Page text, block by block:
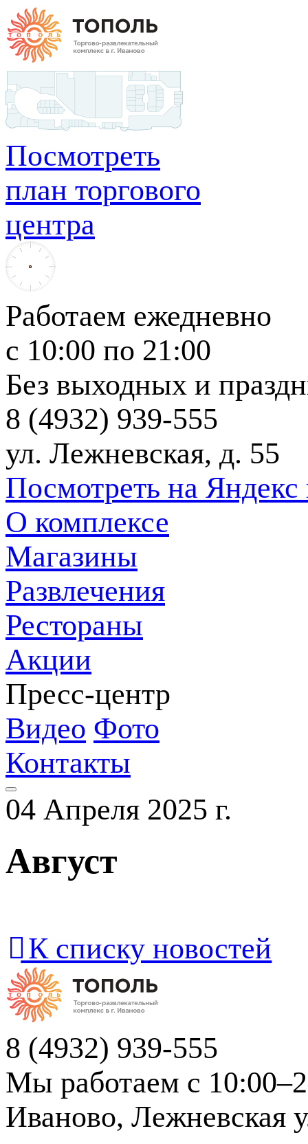
Посмотреть
план торгового
центра
Работаем ежедневно
c 10:00 по 21:00
Без выходных и
8 (4932) 939-555
ул. Лежневская, д. 55
Посмотреть на Яндекс
О комплексе
Магазины
Развлечения
Рестораны
Акции
Пресс-центр
Видео Фото
Контакты
04 Апреля 2025 г.
Август
К списку новостей
8 (4932) 939-555
Мы работаем с
Иваново, Лежневская